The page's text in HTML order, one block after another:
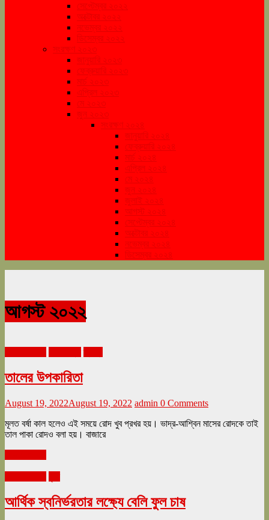
সেপ্টেম্বর ২০২২
অক্টোবর ২০২২
নভেম্বর ২০২২
ডিসেম্বর ২০২২
সংরক্ষণ ২০২৩
জানুয়ারি ২০২৩
ফেব্রুয়ারি ২০২৩
মার্চ ২০২৩
এপ্রিল ২০২৩
মে ২০২৩
জুন ২০২৩
সংরক্ষণ ২০২৪
জানুয়ারি ২০২৪
ফেব্রুয়ারি ২০২৪
মার্চ ২০২৪
এপ্রিল ২০২৪
মে ২০২৪
জুন ২০২৪
জুলাই ২০২৪
আগস্ট ২০২৪
সেপ্টেম্বর ২০২৪
অক্টোবর ২০২৪
নভেম্বর ২০২৪
ডিসেম্বর ২০২৪
আগস্ট ২০২২
তালের উপকারিতা
August 19, 2022August 19, 2022 admin 0 Comments
মূলত বর্ষা কাল হলেও এই সময়ে রোদ খুব প্রখর হয়। ভাদ্র-আশ্বিন মাসের রোদকে তাই
তাল পাকা রোদও বলা হয়। বাজারে
আর্থিক স্বনির্ভরতার লক্ষ্যে বেলি ফুল চাষ